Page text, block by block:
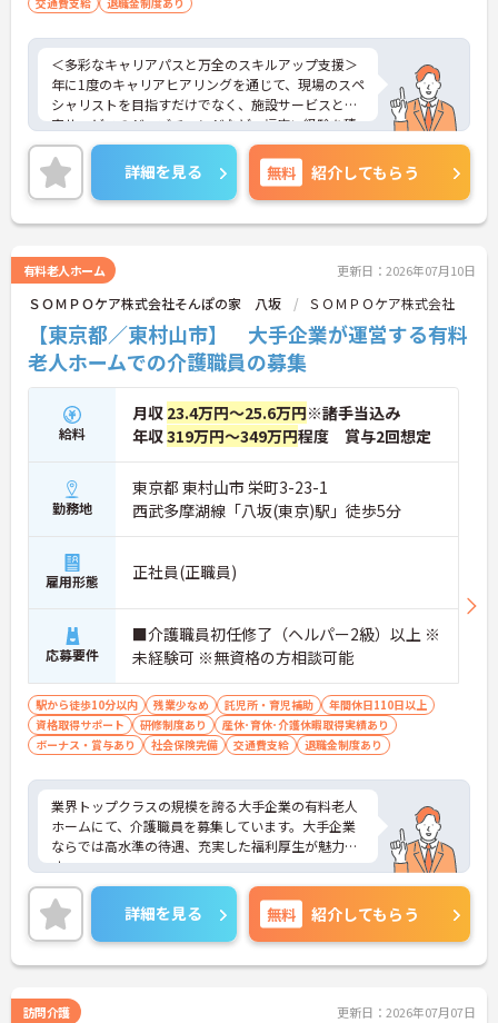
＜多彩なキャリアパスと万全のスキルアップ支援＞
年に1度のキャリアヒアリングを通じて、現場のスペ
シャリストを目指すだけでなく、施設サービスと在
宅サービスのジョブチェンジなど、幅広い経験を積
むことが可能です。
＜プライベートも充実させる嬉しい福利厚生＞仕事
の疲れを癒やすための制度も充実しています。各地
のレジャー施設や宿泊が最大80％オフになる優待制
度や、勤続5年ごとの「特別連続有給休暇（5日）」
休110日に加え、独自の休暇制度もしっかり整って
いるため、オンオフのメリハリをつけて働けます。
詳細を見る 無料 紹介してもらう
有料老人ホーム 更新日：2026年07月10日
ＳＯＭＰＯケア株式会社そんぽの家 八坂 ＳＯＭＰＯケア株式会社
【東京都／東村山市】 大手企業が運営する有料
老人ホームでの介護職員の募集
給料
月収 23.4万円～25.6万円※諸手当込み
年収319万円～349万円程度 賞与2回想定
勤務地
東京都 東村山市 栄町3-23-1
西武多摩湖線「八坂(東京)駅」徒歩5分
雇用形態 正社員(正職員)
応募要件
■介護職員初任修了（ヘルパー2級）以上 ※
未経験可 ※無資格の方相談可能
駅から徒歩10分以内 残業少なめ 託児所・育児補助
年間休日110日以上
資格取得サポート
研修制度あり
産休･育休･介護休暇取得実績あり
ボーナス・賞与あり
社会保険完備 交通費支給 退職金制度あり
業界トップクラスの規模を誇る大手企業の有料老人
ホームにて、介護職員を募集しています。大手企業
ならでは高水準の待遇、充実した福利厚生が魅力で
す。
ご興味ある方には、面接対策ポイントなど、さらに
詳細をお話しいたしますのでお気軽にご相談くださ
い。
詳細を見る 無料 紹介してもらう
訪問介護 更新日：2026年07月07日